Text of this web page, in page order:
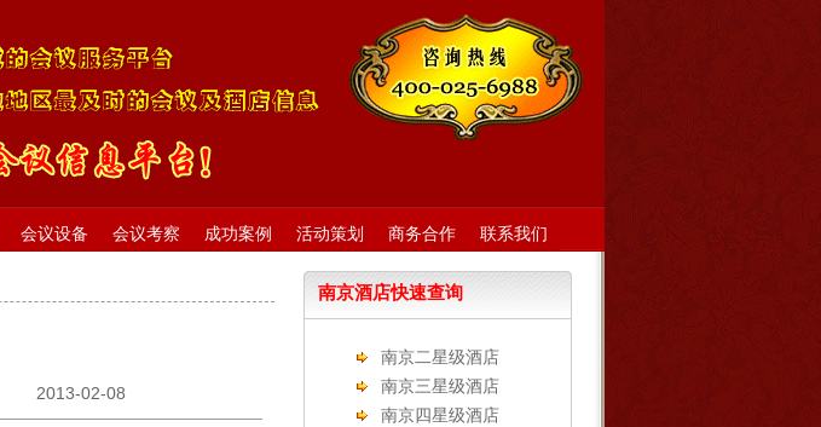
会议设备 会议考察 成功案例 活动策划 商务合作 联系我们
2013-02-08
南京酒店快速查询
南京二星级酒店
南京三星级酒店
南京四星级酒店